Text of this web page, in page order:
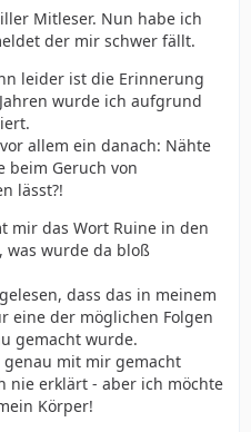
Mitleser. Nun habe ich
der mir schwer fällt.
leider ist die Erinnerung
wurde ich aufgrund
allem ein danach: Nähte
beim Geruch von
lässt?!
mir das Wort Ruine in den
was wurde da bloß
dass das in meinem
eine der möglichen Folgen
gemacht wurde.
mit mir gemacht
nie erklärt - aber ich möchte
Körper!